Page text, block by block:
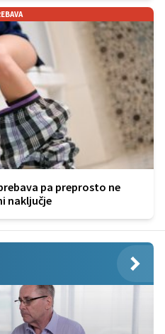
pa preprosto ne
naključje